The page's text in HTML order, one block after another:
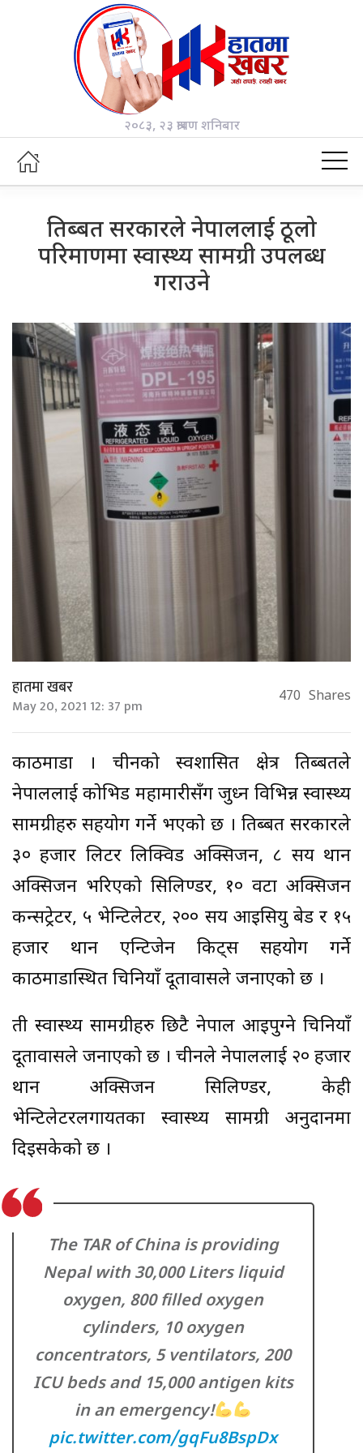
२०८३, २३ श्रावण शनिबार
तिब्बत सरकारले नेपाललाई ठूलो
परिमाणमा स्वास्थ्य सामग्री उपलब्ध
गराउने
हातमा खबर
May 20, 2021 12: 37 pm 470 Shares
काठमाडौं । चीनको स्वशासित क्षेत्र तिब्बतले
नेपाललाई कोभिड महामारीसँग जुध्न विभिन्न स्वास्थ्य
सामग्रीहरु सहयोग गर्ने भएको छ । तिब्बत सरकारले
३० हजार लिटर लिक्विड अक्सिजन, ८ सय थान
अक्सिजन भरिएको सिलिण्डर, १० वटा अक्सिजन
कन्सट्रेटर, ५ भेन्टिलेटर, २०० सय आइसियु बेड र १५
हजार थान एन्टिजेन किट्स सहयोग गर्ने
काठमाडौंस्थित चिनियाँ दूतावासले जनाएको छ ।
ती स्वास्थ्य सामग्रीहरु छिटै नेपाल आइपुग्ने चिनियाँ
दूतावासले जनाएको छ । चीनले नेपाललाई २० हजार
थान अक्सिजन सिलिण्डर, केही
भेन्टिलेटरलगायतका स्वास्थ्य सामग्री अनुदानमा
दिइसकेको छ ।
The TAR of China is providing
Nepal with 30,000 Liters liquid
oxygen, 800 filled oxygen
cylinders, 10 oxygen
concentrators, 5 ventilators, 200
ICU beds and 15,000 antigen kits
in an emergency!
pic.twitter.com/gqFu8BspDx